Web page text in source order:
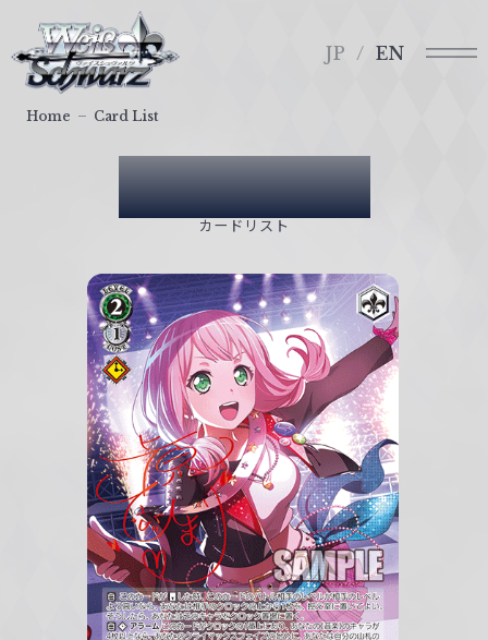
ァ
イ
JP EN
Card List
カードリスト
Home Card List